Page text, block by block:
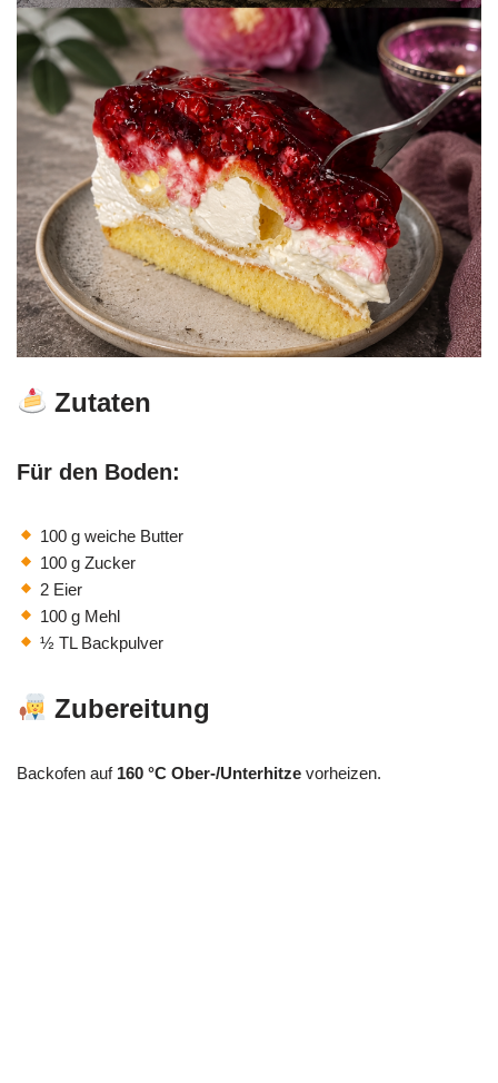
Zutaten
Für den Boden:
100 g weiche Butter
100 g Zucker
2 Eier
100 g Mehl
½ TL Backpulver
Zubereitung
Backofen auf 160 °C Ober-/Unterhitze vorheizen.